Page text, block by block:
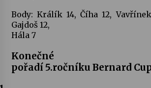
Body: Králík 14, Číha 12,
Gajdoš 12,
Hála 7
Konečné
pořadí 5.ročníku Bernard